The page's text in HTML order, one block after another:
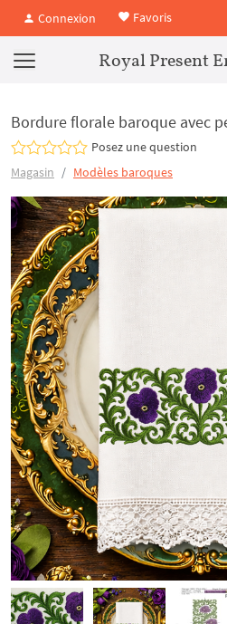
Connexion Favoris
Royal Present
Bordure florale baroque avec
Posez une question
Magasin
Modèles baroques